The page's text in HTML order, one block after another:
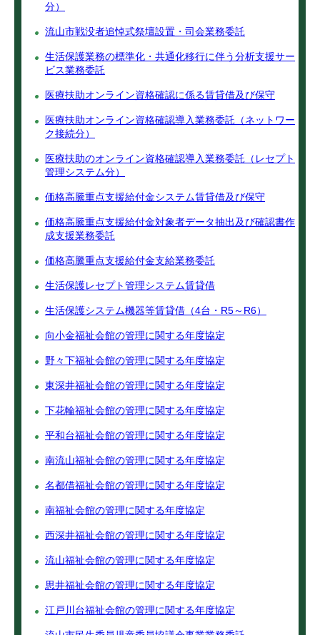
分）
流山市戦没者追悼式祭壇設置・司会業務委託
生活保護業務の標準化・共通化移行に伴う分析支援サー
ビス業務委託
医療扶助オンライン資格確認に係る賃貸借及び保守
医療扶助オンライン資格確認導入業務委託（ネットワー
ク接続分）
医療扶助のオンライン資格確認導入業務委託（レセプト
管理システム分）
価格高騰重点支援給付金システム賃貸借及び保守
価格高騰重点支援給付金対象者データ抽出及び確認書作
成支援業務委託
価格高騰重点支援給付金支給業務委託
生活保護レセプト管理システム賃貸借
生活保護システム機器等賃貸借（4台・R5～R6）
向小金福祉会館の管理に関する年度協定
野々下福祉会館の管理に関する年度協定
東深井福祉会館の管理に関する年度協定
下花輪福祉会館の管理に関する年度協定
平和台福祉会館の管理に関する年度協定
南流山福祉会館の管理に関する年度協定
名都借福祉会館の管理に関する年度協定
南福祉会館の管理に関する年度協定
西深井福祉会館の管理に関する年度協定
流山福祉会館の管理に関する年度協定
思井福祉会館の管理に関する年度協定
江戸川台福祉会館の管理に関する年度協定